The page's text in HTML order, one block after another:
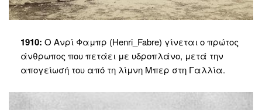
1910: Ο Ανρί Φαμπρ (Henri_Fabre) γίνεται ο πρώτος
άνθρωπος που πετάει με υδροπλάνο, μετά την
απογείωσή του από τη λίμνη Μπερ στη Γαλλία.